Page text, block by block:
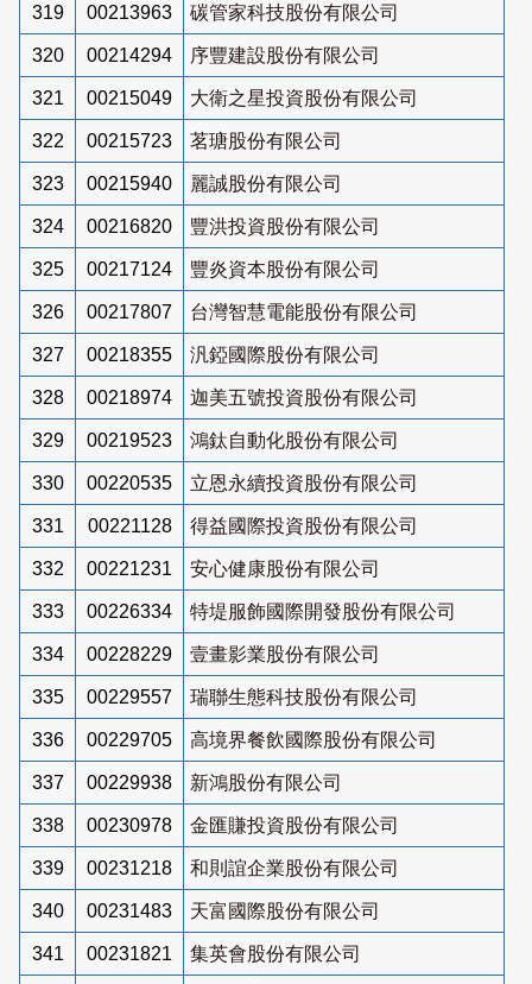
319 00213963 碳管家科技股份有限公司
320 00214294 序豐建設股份有限公司
321 00215049 大衛之星投資股份有限公司
322 00215723 茗瑭股份有限公司
323 00215940 麗誠股份有限公司
324 00216820 豐洪投資股份有限公司
325 00217124 豐炎資本股份有限公司
326 00217807 台灣智慧電能股份有限公司
327 00218355 汎錏國際股份有限公司
328 00218974 迦美五號投資股份有限公司
329 00219523 鴻鈦自動化股份有限公司
330 00220535 立恩永續投資股份有限公司
331 00221128 得益國際投資股份有限公司
332 00221231 安心健康股份有限公司
333 00226334 特堤服飾國際開發股份有限公司
334 00228229 壹畫影業股份有限公司
335 00229557 瑞聯生態科技股份有限公司
336 00229705 高境界餐飲國際股份有限公司
337 00229938 新鴻股份有限公司
338 00230978 金匯賺投資股份有限公司
339 00231218 和則誼企業股份有限公司
340 00231483 天富國際股份有限公司
341 00231821 集英會股份有限公司